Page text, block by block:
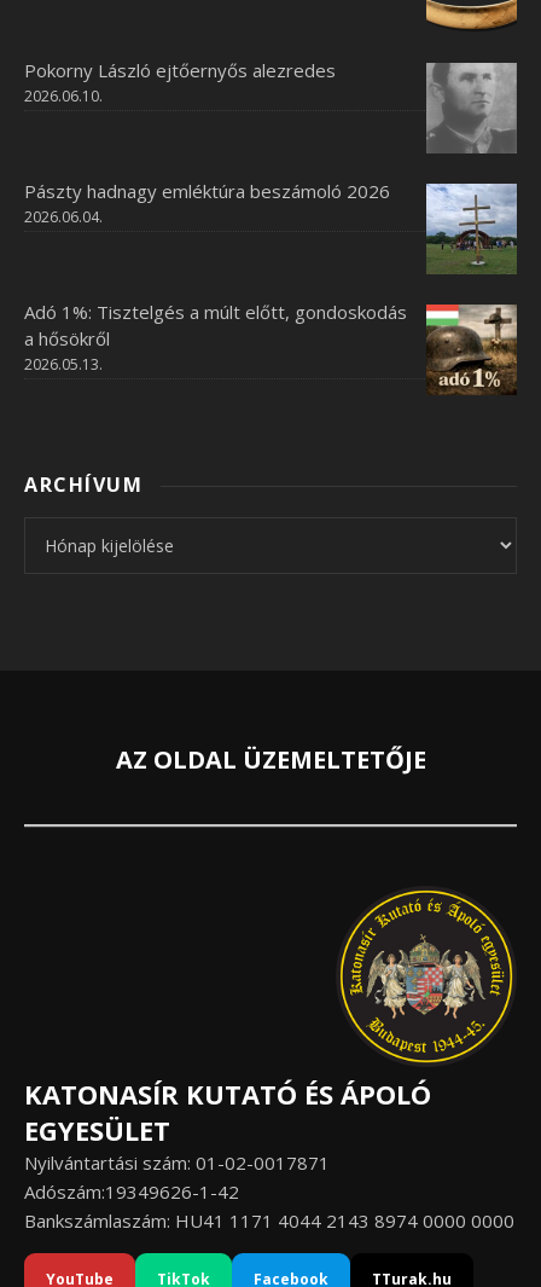
Pokorny László ejtőernyős alezredes
2026.06.10.
Pászty hadnagy emléktúra beszámoló 2026
2026.06.04.
Adó 1%: Tisztelgés a múlt előtt, gondoskodás
a hősökről
2026.05.13.
ARCHÍVUM
AZ OLDAL ÜZEMELTETŐJE
KATONASÍR KUTATÓ ÉS ÁPOLÓ
EGYESÜLET
Nyilvántartási szám: 01-02-0017871
Adószám:19349626-1-42
Bankszámlaszám: HU41 1171 4044 2143 8974 0000 0000
YouTube TikTok Facebook TTurak.hu